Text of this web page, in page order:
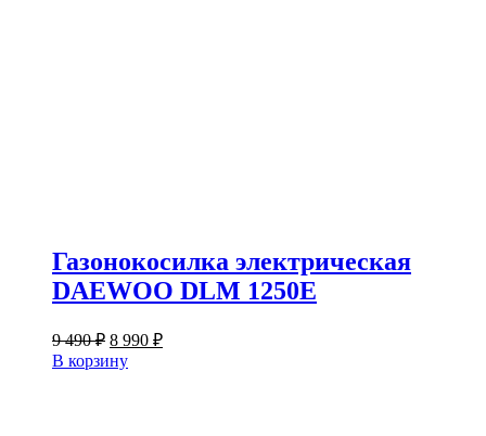
Газонокосилка электрическая
DAEWOO DLM 1250E
9 490₽ Первоначальная
цена
составляла
8 990 ₽Текущая
В корзину